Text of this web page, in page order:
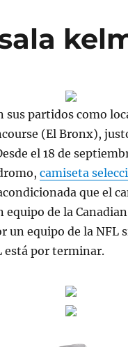
partidos como
(El Bronx),
el 18 de
camiseta
que el
de la
un equipo de la NFL
está por terminar.